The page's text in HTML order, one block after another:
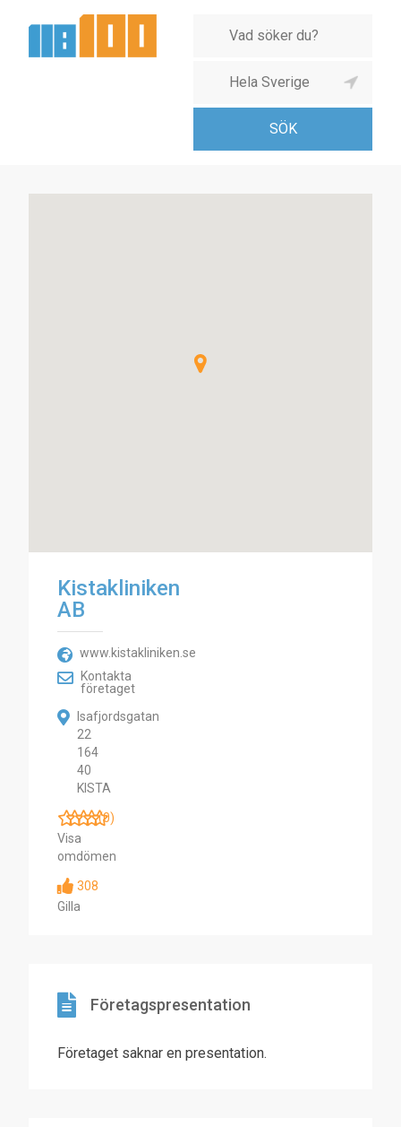
Kistakliniken
AB
www.kistakliniken.se
Kontakta
företaget
Isafjordsgatan
22
164
40
KISTA
(0)
Visa
omdömen
308
Gilla
Företagspresentation
Företaget saknar en presentation.